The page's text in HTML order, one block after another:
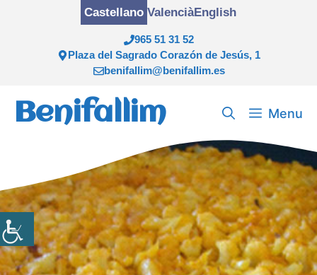
965 51 31 52
Plaza del Sagrado Corazón de Jesús, 1
benifallim@benifallim.es
Castellano ValenciàEnglish
Benifallim Menu